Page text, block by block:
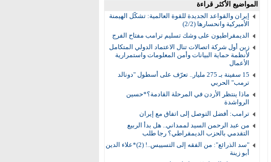
المواضيع الأكثر قراءة
إيران والقواعد الجديدة للقوة العالمية: تشكُّل الهيمنة
الأميركية وانحسارها (2/2)
الديمقراطيون على وشك تسليم ترامب مفتاح الفرج
زين أول شركة اتصالات تنال الاعتماد الدولي المتكامل
لأنظمة حماية البيانات وأمن المعلومات واستمرارية
الأعمال
15 سفينة بـ 275 مليار.. تعرّف على أسطول "دونالد
ترمب" الحربي
ماذا ينتظر الأردن في المرحلة القادمة؟*حسين
الرواشدة
ترامب: أفضل التوصل إلى اتفاق مع إيران
من عبد الرحمن السيد لممداني.. هل بدأ الربيع
التقدمي بالحزب الديمقراطي؟ رجا طلب
"سد الذرائع": من الفقه إلى التسييس..! (2)*علاء الدين
أبو زينة